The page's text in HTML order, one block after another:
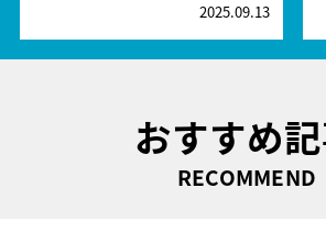
2025.09.13
おすすめ
RECOMMEND